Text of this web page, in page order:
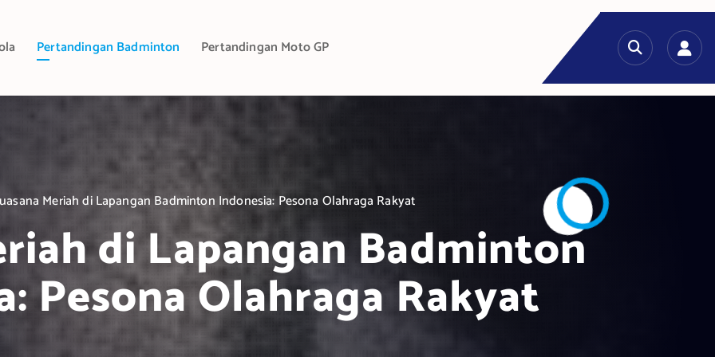
Pertandingan Badminton Pertandingan Moto GP
Meriah di Lapangan Badminton Indonesia: Pesona Olahraga Rakyat
di Lapangan Badminton
Pesona Olahraga Rakyat